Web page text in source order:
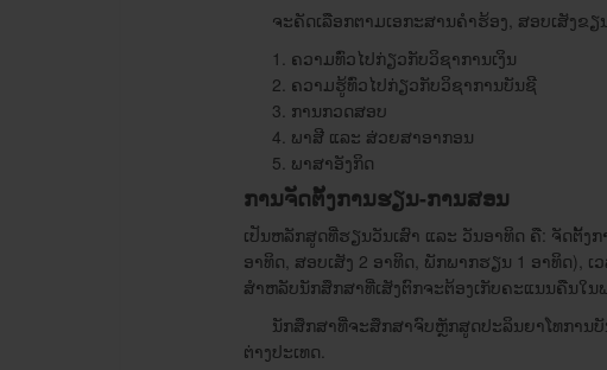
ຈະ​ຄັດ​ເລືອກຕາມ​ເອກະສານ​ຄໍາຮ້ອງ, ສອບ​ເສັງ​ຂຽ
ຄວາມ​ທົ່ວ​ໄປ​ກ່ຽວກັບ​ວິຊາ​ການ​ເງິນ
ຄວາມ​ຮູ້​ທົ່ວ​ໄປ​ກ່ຽວກັບ​ວິຊາ​ການ​ບັນຊີ
ການກວດ​ສອບ
ພາສີ ​ແລະ ສ່ວຍ​ສາອາກອນ
ພາສາ​ອັງກິດ​
ການຈັດຕັ້ງການຮຽນ-ການສອນ
ເປັນ​ຫລັກສູດ​ທີ່ຮຽນ​​ວັນ​ເສົາ ​ແລະ ວັນ​ອາທິດ ຄື: ຈັດ​ຕັ້
ອາທິດ, ສອບ​ເສັງ 2 ອາທິດ, ພັກ​ພາກຮຽນ 1 ອາທິດ), ​​ເ
ສຳ​ຫລັບ​ນັກ​ສຶກສາ​ທີ່​ເສັງ​ຕົກ​ຈະ​ຕ້ອງ​ເກັບ​ຄະ​ແນນ​ຄືນ​ໃ
ນັກ​ສຶກສາ​ທີ່​ຈະ​ສຶກສາ​ຈົບ​ຫຼັກສູດ​ປະລິນຍາ​ໂທ​ການ​ບັ
ຕ່າງປະ​ເທດ.